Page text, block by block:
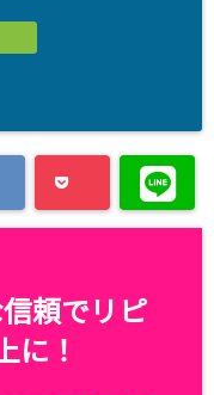
頼でリピ
に！